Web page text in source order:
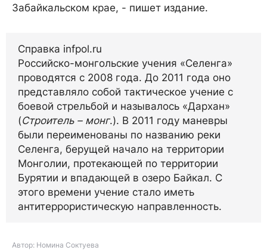
Забайкальском крае, - пишет издание.
Справка infpol.ru
Российско-монгольские учения «Селенга»
проводятся с 2008 года. До 2011 года оно
представляло собой тактическое учение с
боевой стрельбой и называлось «Дархан»
(Строитель – монг.). В 2011 году маневры
были переименованы по названию реки
Селенга, берущей начало на территории
Монголии, протекающей по территории
Бурятии и впадающей в озеро Байкал. С
этого времени учение стало иметь
антитеррористическую направленность.
Автор: Номина Соктуева